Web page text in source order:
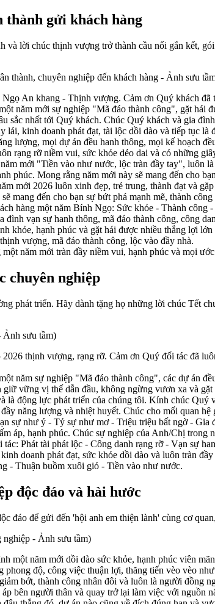
thành gửi khách hàng
và lời chúc thịnh vượng trở thành cầu nối gắn kết,
thành, chuyên nghiệp đến khách hàng - Ảnh sưu
An khang - Thịnh vượng. Cảm ơn Quý khách
năm mới sự nghiệp "Mã đáo thành công", gặt hái
sắc nhất tới Quý khách. Chúc Quý khách và gia
lái, kinh doanh phát đạt, tài lộc dồi dào và tiếp tục là
lượng, mọi dự án đều hanh thông, mọi kế hoạch
rạng rỡ niềm vui, sức khỏe dẻo dai và có những
mới "Tiền vào như nước, lộc tràn đầy tay", luôn
phúc. Mong rằng năm mới này sẽ mang đến cho
mới 2026 luôn xinh đẹp, trẻ trung, thành đạt và
mang đến cho bạn sự bứt phá mạnh mẽ, thành
hàng một năm Bính Ngọ: Sức khỏe - Thành công
vạn sự hanh thông, mã đáo thành công, công
khỏe, hạnh phúc và gặt hái được nhiều thắng lợi
vượng, mã đáo thành công, lộc vào đầy nhà.
năm mới tràn đầy niềm vui, hạnh phúc và mọi
chuyên nghiệp
phát triển. Hãy dành tặng họ những lời chúc Tết
sưu tầm)
thịnh vượng, rạng rỡ. Cảm ơn Quý đối tác đã
năm sự nghiệp "Mã đáo thành công", các dự án
vững vị thế dẫn đầu, không ngừng vươn xa và
là động lực phát triển của chúng tôi. Kính chúc
năng lượng và nhiệt huyết. Chúc cho mối quan
sự như ý - Tỷ sự như mơ - Triệu triệu bất ngờ -
áp, hạnh phúc. Chúc sự nghiệp của Anh/Chị
Phát tài phát lộc - Công danh rạng rỡ - Vạn sự
doanh phát đạt, sức khỏe dồi dào và luôn tràn đầy
- Thuận buồm xuôi gió - Tiền vào như nước.
độc đáo và hài hước
đáo để gửi đến 'hội anh em thiện lành' cùng cơ
- Ảnh sưu tầm)
một năm mới dồi dào sức khỏe, hạnh phúc viên
độ, công việc thuận lợi, thăng tiến vèo vèo
bớt, thành công nhân đôi và luôn là người đồng
bên người thân và quay trở lại làm việc với nguồn